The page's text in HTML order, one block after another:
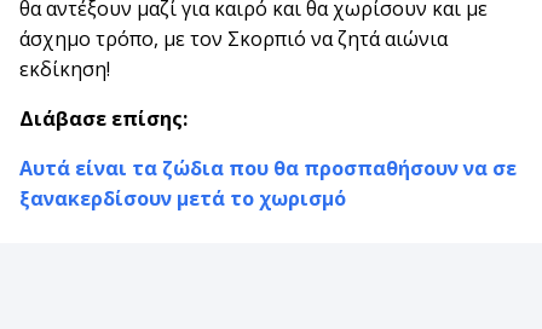
θα αντέξουν μαζί για καιρό και θα χωρίσουν και με
άσχημο τρόπο, με τον Σκορπιό να ζητά αιώνια
εκδίκηση!
Διάβασε επίσης:
Αυτά είναι τα ζώδια που θα προσπαθήσουν να σε
ξανακερδίσουν μετά το χωρισμό